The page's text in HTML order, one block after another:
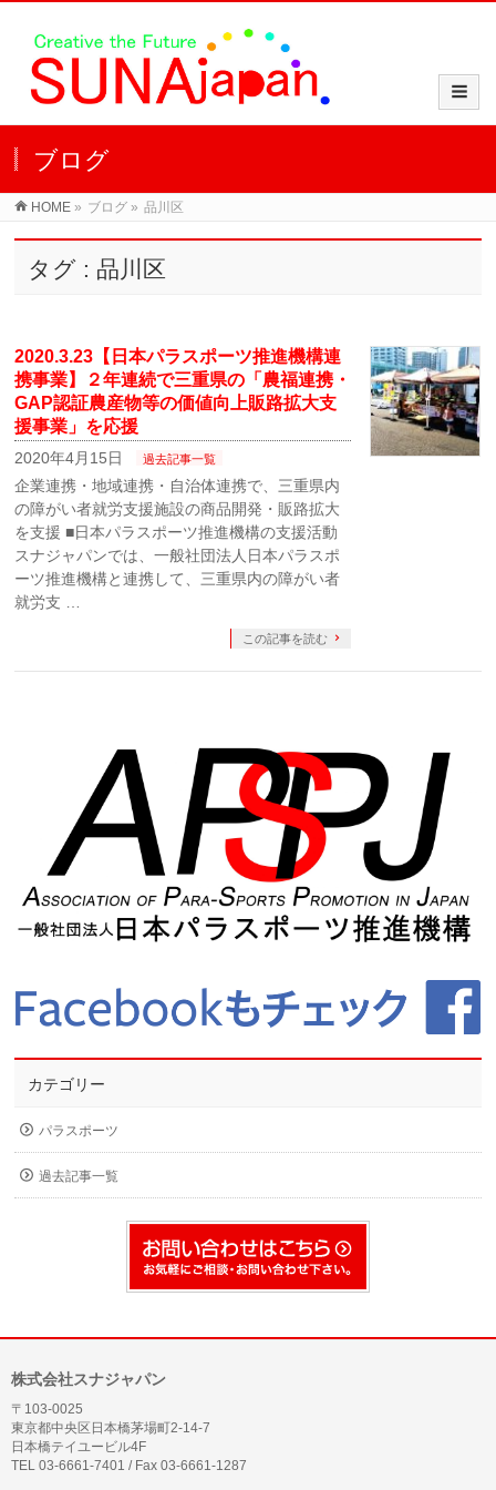
ブログ
HOME » ブログ » 品川区
タグ : 品川区
2020.3.23【日本パラスポーツ推進機構連
携事業】２年連続で三重県の「農福連携・
GAP認証農産物等の価値向上販路拡大支
援事業」を応援
2020年4月15日 過去記事一覧
企業連携・地域連携・自治体連携で、三重県内
の障がい者就労支援施設の商品開発・販路拡大
を支援 ■日本パラスポーツ推進機構の支援活動
スナジャパンでは、一般社団法人日本パラスポ
ーツ推進機構と連携して、三重県内の障がい者
就労支 …
この記事を読む
カテゴリー
パラスポーツ
過去記事一覧
株式会社スナジャパン
〒103-0025
東京都中央区日本橋茅場町2-14-7
日本橋テイユービル4F
TEL 03-6661-7401 / Fax 03-6661-1287